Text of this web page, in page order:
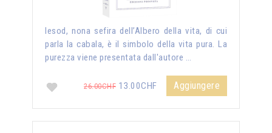
Iesod, nona sefira dell’Albero della vita, di cui
parla la cabala, è il simbolo della vita pura. La
purezza viene presentata dall'autore …
26.00CHF 13.00CHF Aggiungere